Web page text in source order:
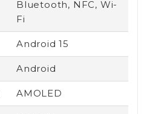
Bluetooth, NFC, Wi-
Fi
Android 15
Android
AMOLED